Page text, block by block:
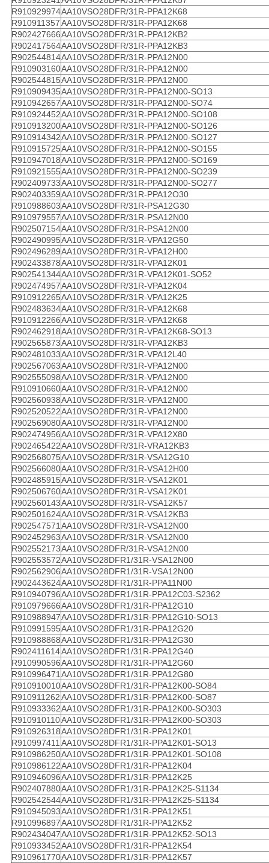
R910929974AA10VSO28DFR/31R-PPA12K68
R910911357AA10VSO28DFR/31R-PPA12K68
R902427666AA10VSO28DFR/31R-PPA12KB2
R902417564AA10VSO28DFR/31R-PPA12KB3
R902544814AA10VSO28DFR/31R-PPA12N00
R910903160AA10VSO28DFR/31R-PPA12N00
R902544815AA10VSO28DFR/31R-PPA12N00
R910909435AA10VSO28DFR/31R-PPA12N00-SO13
R910942657AA10VSO28DFR/31R-PPA12N00-SO74
R910924452AA10VSO28DFR/31R-PPA12N00-SO108
R910913200AA10VSO28DFR/31R-PPA12N00-SO126
R910914342AA10VSO28DFR/31R-PPA12N00-SO127
R910915725AA10VSO28DFR/31R-PPA12N00-SO155
R910947018AA10VSO28DFR/31R-PPA12N00-SO169
R910921555AA10VSO28DFR/31R-PPA12N00-SO239
R902409733AA10VSO28DFR/31R-PPA12N00-SO277
R902403359AA10VSO28DFR/31R-PPA12O30
R910988603AA10VSO28DFR/31R-PSA12G30
R910979557AA10VSO28DFR/31R-PSA12N00
R902507154AA10VSO28DFR/31R-PSA12N00
R902490995AA10VSO28DFR/31R-VPA12G50
R902496289AA10VSO28DFR/31R-VPA12H00
R902433878AA10VSO28DFR/31R-VPA12K01
R902541344AA10VSO28DFR/31R-VPA12K01-SO52
R902474957AA10VSO28DFR/31R-VPA12K04
R910912265AA10VSO28DFR/31R-VPA12K25
R902483634AA10VSO28DFR/31R-VPA12K68
R910912266AA10VSO28DFR/31R-VPA12K68
R902462918AA10VSO28DFR/31R-VPA12K68-SO13
R902565873AA10VSO28DFR/31R-VPA12KB3
R902481033AA10VSO28DFR/31R-VPA12L40
R902567063AA10VSO28DFR/31R-VPA12N00
R902555098AA10VSO28DFR/31R-VPA12N00
R910910660AA10VSO28DFR/31R-VPA12N00
R902560938AA10VSO28DFR/31R-VPA12N00
R902520522AA10VSO28DFR/31R-VPA12N00
R902569080AA10VSO28DFR/31R-VPA12N00
R902474956AA10VSO28DFR/31R-VPA12X80
R902465422AA10VSO28DFR/31R-VRA12KB3
R902568075AA10VSO28DFR/31R-VSA12G10
R902566080AA10VSO28DFR/31R-VSA12H00
R902485915AA10VSO28DFR/31R-VSA12K01
R902506760AA10VSO28DFR/31R-VSA12K01
R902560143AA10VSO28DFR/31R-VSA12K57
R902501624AA10VSO28DFR/31R-VSA12KB3
R902547571AA10VSO28DFR/31R-VSA12N00
R902452963AA10VSO28DFR/31R-VSA12N00
R902552173AA10VSO28DFR/31R-VSA12N00
R902553572AA10VSO28DFR1/31R-VSA12N00
R902562906AA10VSO28DFR1/31R-VSA12N00
R902443624AA10VSO28DFR1/31R-PPA11N00
R910940796AA10VSO28DFR1/31R-PPA12C03-S2362
R910979666AA10VSO28DFR1/31R-PPA12G10
R910988947AA10VSO28DFR1/31R-PPA12G10-SO13
R910991595AA10VSO28DFR1/31R-PPA12G20
R910988868AA10VSO28DFR1/31R-PPA12G30
R902411614AA10VSO28DFR1/31R-PPA12G40
R910990596AA10VSO28DFR1/31R-PPA12G60
R910996471AA10VSO28DFR1/31R-PPA12G80
R910910010AA10VSO28DFR1/31R-PPA12K00-SO84
R910911262AA10VSO28DFR1/31R-PPA12K00-SO87
R910933362AA10VSO28DFR1/31R-PPA12K00-SO303
R910910110AA10VSO28DFR1/31R-PPA12K00-SO303
R910926318AA10VSO28DFR1/31R-PPA12K01
R910997411AA10VSO28DFR1/31R-PPA12K01-SO13
R910986250AA10VSO28DFR1/31R-PPA12K01-SO108
R910986122AA10VSO28DFR1/31R-PPA12K04
R910946096AA10VSO28DFR1/31R-PPA12K25
R902407880AA10VSO28DFR1/31R-PPA12K25-S1134
R902542544AA10VSO28DFR1/31R-PPA12K25-S1134
R910945093AA10VSO28DFR1/31R-PPA12K51
R910996897AA10VSO28DFR1/31R-PPA12K52
R902434047AA10VSO28DFR1/31R-PPA12K52-SO13
R910933452AA10VSO28DFR1/31R-PPA12K54
R910961770AA10VSO28DFR1/31R-PPA12K57